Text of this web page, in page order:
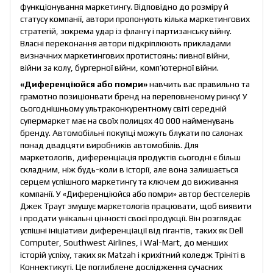
функціонування маркетингу. Відповідно до розміру й
статусу компанії, автори пропонують кілька маркетингових
стратегій, зокрема удар із флангу і партизанську війну.
Власні переконання автори підкріплюють прикладами
визначних маркетингових протистоянь: пивної війни,
війни за колу, бургерної війни, комп’ютерної війни.
«Диференціюйся або помри»навчить вас правильно та
грамотно позиціонвати бренд на переповненому ринку! У
сьогоднішньому ультраконкурентному світі середній
супермаркет має на своїх полицях 40 000 найменувань
бренду. Автомобільні покупці можуть блукати по салонах
понад двадцяти виробників автомобілів. Для
маркетологів, диференціація продуктів сьогодні є більш
складним, ніж будь-коли в історії, але вона залишається
серцем успішного маркетингу та ключем до виживання
компанії. У «Диференціюйся або помри» автор бестселерів
Джек Траут змушує маркетологів працювати, щоб виявити
і продати унікальні цінності своєї продукції. Він розглядає
успішні ініціативи диференціації від гігантів, таких як Dell
Computer, Southwest Airlines, і Wal-Mart, до менших
історій успіху, таких як Matzah і крихітний коледж Трініті в
Коннектикуті. Це поглиблене дослідження сучасних